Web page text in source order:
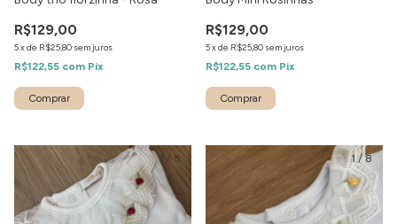
R$129,00
5xde R$25,80 sem juros
R$122,55 com Pix
Comprar
R$129,00
5xde R$25,80 sem juros
R$122,55 com Pix
1 / 8 1/8